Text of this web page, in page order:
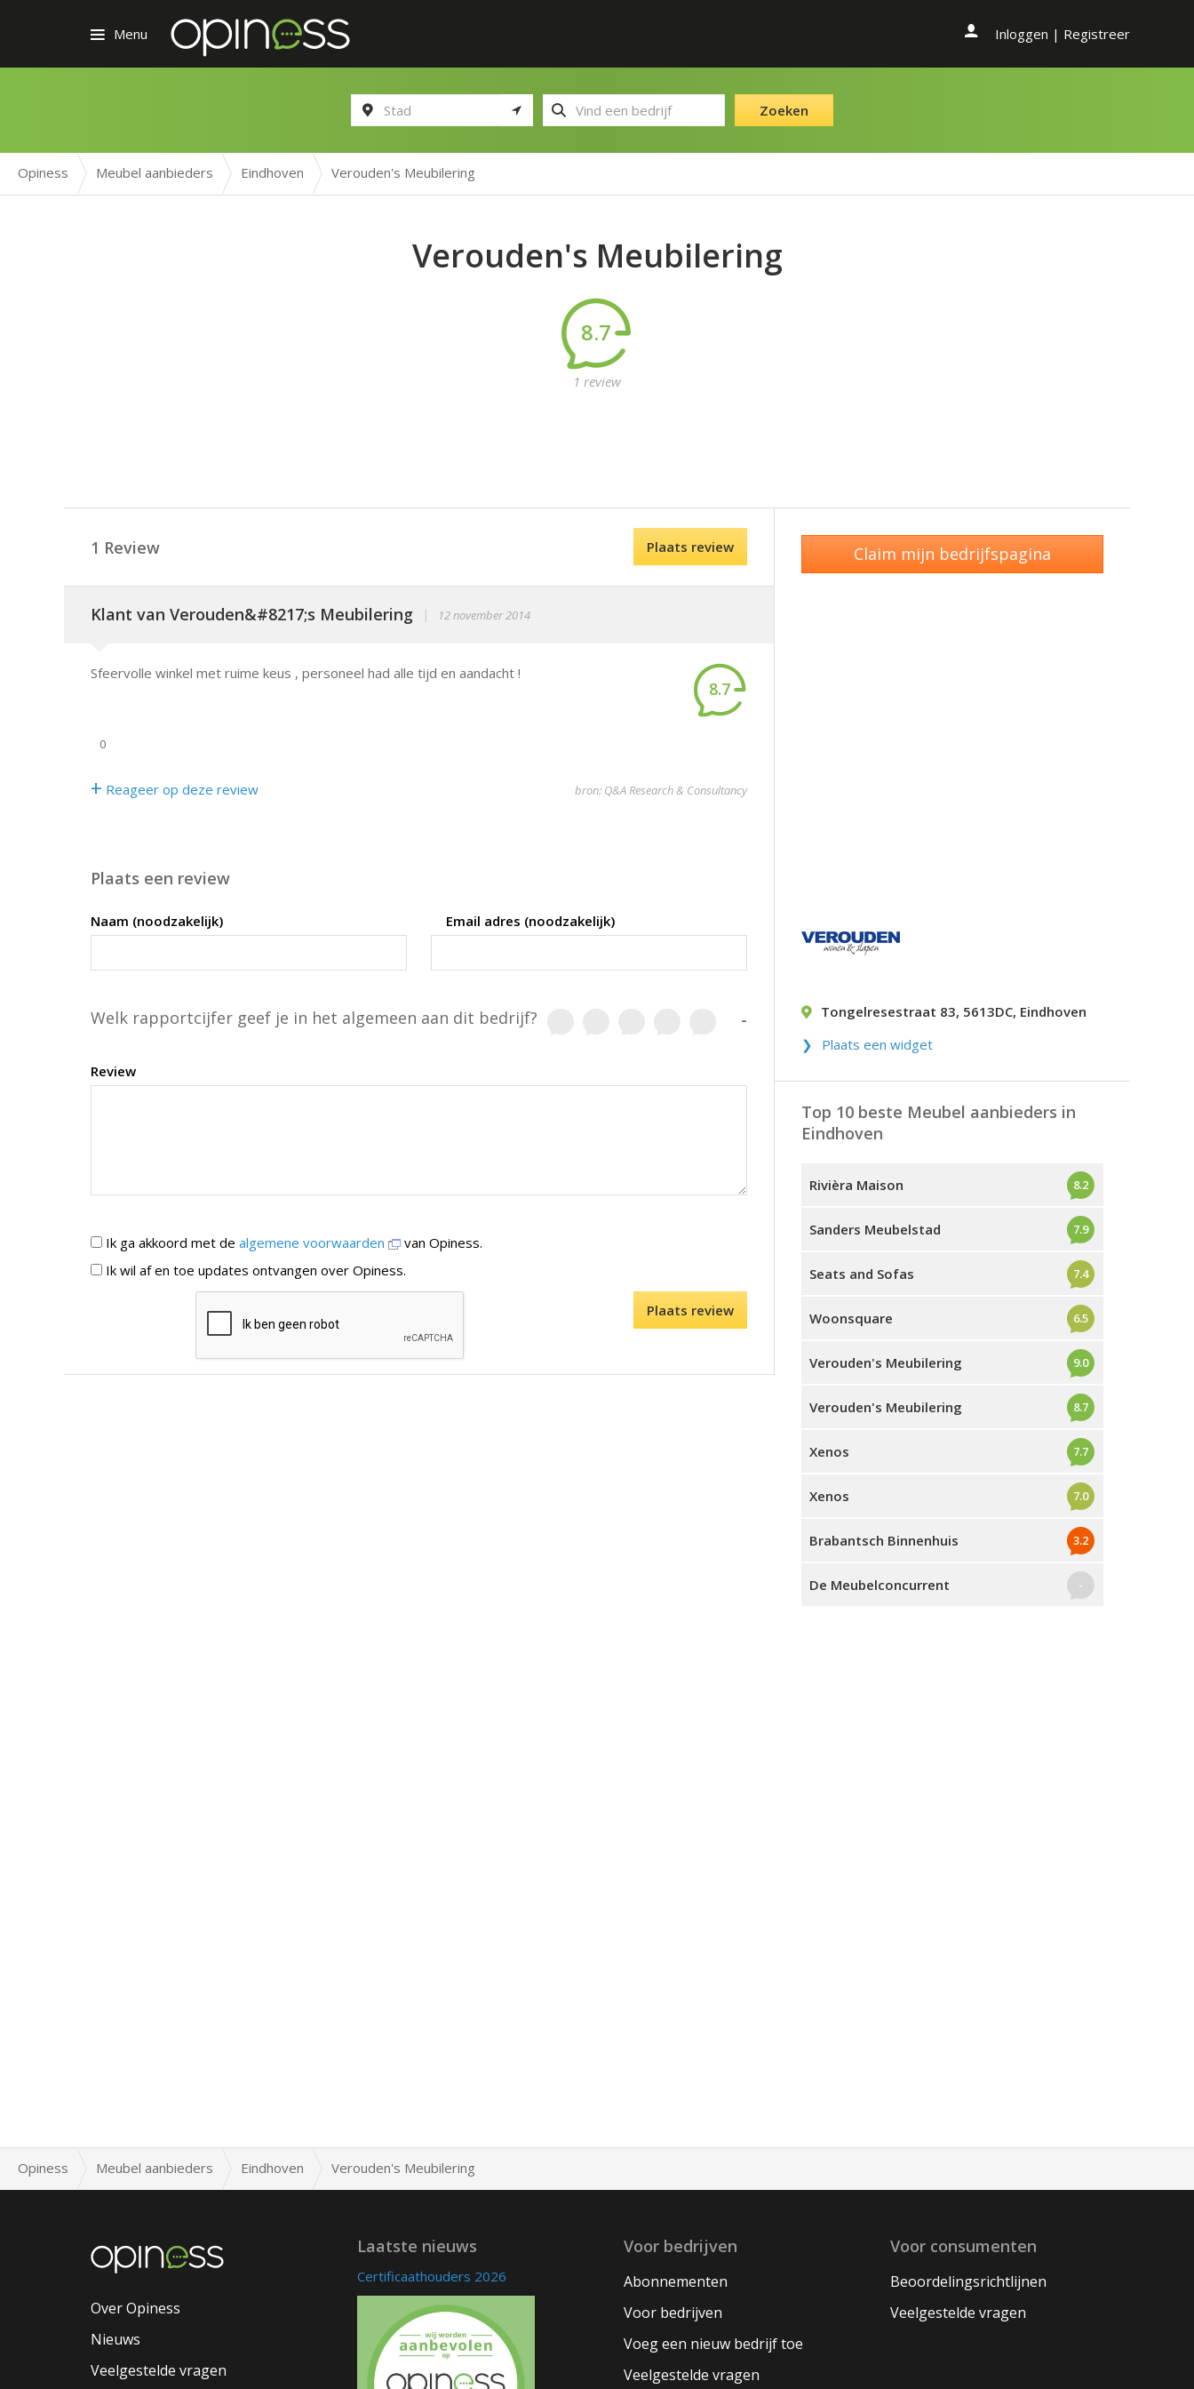
Menu Inloggen | Registreer
Zoeken
Opiness Meubel aanbieders Eindhoven Verouden's Meubilering
Verouden's Meubilering
8.7
1 review
1 Review Plaats review
Klant van Verouden&#8217;s Meubilering | 12 november 2014
Sfeervolle winkel met ruime keus , personeel had alle tijd en aandacht !
8.7
0
+ Reageer op deze review bron: Q&A Research & Consultancy
Plaats een review
Naam (noodzakelijk) Email adres (noodzakelijk)
Welk rapportcijfer geef je in het algemeen aan dit bedrijf? -
Review
Ik ga akkoord met de algemene voorwaarden
van Opiness.
Ik wil af en toe updates ontvangen over Opiness.
Claim mijn bedrijfspagina
Tongelresestraat 83, 5613DC, Eindhoven
Plaats een widget
Top 10 beste Meubel aanbieders in
Eindhoven
Rivièra Maison 8.2
Sanders Meubelstad 7.9
Seats and Sofas 7.4
Woonsquare 6.5
Verouden's Meubilering 9.0
Verouden's Meubilering 8.7
Xenos 7.7
Xenos 7.0
Brabantsch Binnenhuis 3.2
De Meubelconcurrent -
Opiness Meubel aanbieders Eindhoven Verouden's Meubilering
Over Opiness
Nieuws
Veelgestelde vragen
Laatste nieuws
Certificaathouders 2026
Voor bedrijven
Abonnementen
Voor bedrijven
Voeg een nieuw bedrijf toe
Veelgestelde vragen
Voor consumenten
Beoordelingsrichtlijnen
Veelgestelde vragen